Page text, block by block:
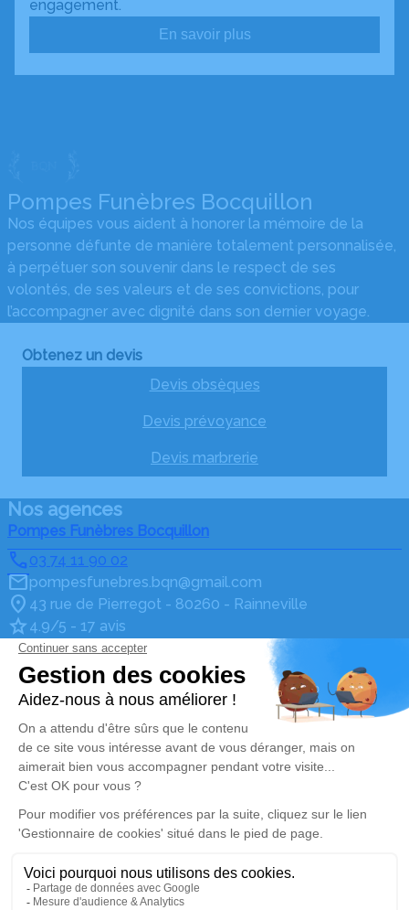
engagement.
En savoir plus
Pompes Funèbres Bocquillon
Nos équipes vous aident à honorer la mémoire de la
personne défunte de manière totalement personnalisée,
à perpétuer son souvenir dans le respect de ses
volontés, de ses valeurs et de ses convictions, pour
l’accompagner avec dignité dans son dernier voyage.
Obtenez un devis
Devis obsèques
Devis prévoyance
Devis marbrerie
Nos agences
Pompes Funèbres Bocquillon
03 74 11 90 02
pompesfunebres.bqn@gmail.com
43 rue de Pierregot - 80260 - Rainneville
4.9/5 - 17 avis
Pompes Funèbres Bocquillon
03 74 11 90 02
12 Route nationale - 80370 - Bernaville
4.7/5 - 7 avis
Pompes Funèbres Bocquillon
03 74 11 90 02
pompesfunebres.bqn@gmail.com
27 Rue du Cimetière - 80600 - Doullens
4.6/5 - 75 avis